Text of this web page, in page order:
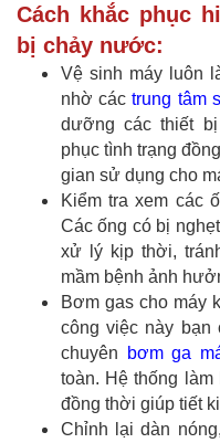
Cách khắc phục
bị chảy nước:
Vệ sinh máy luôn
nhờ cáctrung tâm
dưỡng các thiết
phục tình trạng
gian sử dụng cho
Kiểm tra xem các
Các ống có bị
xử lý kịp thời,
mầm bệnh ảnh
Bơm gas cho máy
công việc này bạn
chuyên
bơm ga
toàn. Hệ thống
đồng thời giúp tiết
Chỉnh lại dàn